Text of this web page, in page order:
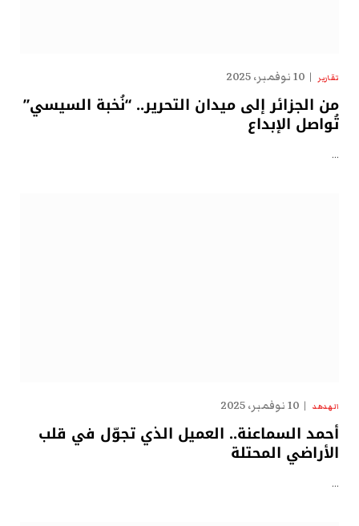
تقارير 10 نوفمبر، 2025
من الجزائر إلى ميدان التحرير.. “نُخبة السيسي”
تُواصل الإبداع
…
الهدهد 10 نوفمبر، 2025
أحمد السماعنة.. العميل الذي تجوّل في قلب
الأراضي المحتلة
…